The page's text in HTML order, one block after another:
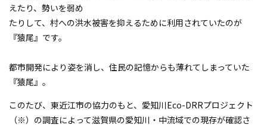
えたり、勢いを弱め
たりして、村への洪水被害を抑えるために利用されていたのが
『猿尾』です。
都市開発により姿を消し、住民の記憶からも薄れてしまっていた
『猿尾』。
このたび、東近江市の協力のもと、愛知川Eco-DRRプロジェクト
（※）の調査によって滋賀県の愛知川・中流域での現存が確認さ